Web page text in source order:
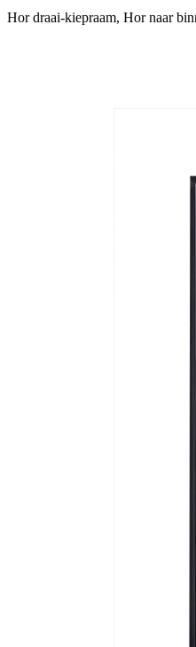
Hor draai-kiepraam, Hor naar